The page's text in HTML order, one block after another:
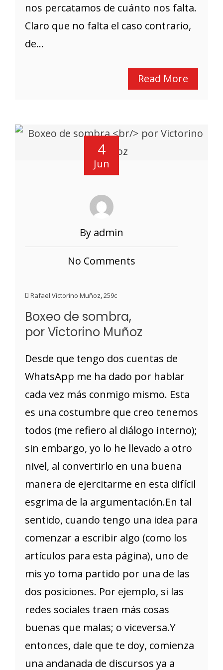
nos percatamos de cuánto nos falta.
Claro que no falta el caso contrario,
de...
Read More
4
Jun
By admin
No Comments
Rafael Victorino Muñoz,259c
Boxeo de sombra,
por Victorino Muñoz
Desde que tengo dos cuentas de
WhatsApp me ha dado por hablar
cada vez más conmigo mismo. Esta
es una costumbre que creo tenemos
todos (me refiero al diálogo interno);
sin embargo, yo lo he llevado a otro
nivel, al convertirlo en una buena
manera de ejercitarme en esta difícil
esgrima de la argumentación.En tal
sentido, cuando tengo una idea para
comenzar a escribir algo (como los
artículos para esta página), uno de
mis yo toma partido por una de las
dos posiciones. Por ejemplo, si las
redes sociales traen más cosas
buenas que malas; o viceversa.Y
entonces, dale que te doy, comienza
una andanada de discursos ya a